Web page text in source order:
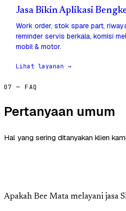
Jasa Bikin Aplikasi
Work order, stok spare part,
reminder servis berkala, komisi
mobil & motor.
Lihat layanan →
07 — FAQ
Pertanyaan umum
Hal yang sering ditanyakan klien
Apakah Bee Mata melayani jasa